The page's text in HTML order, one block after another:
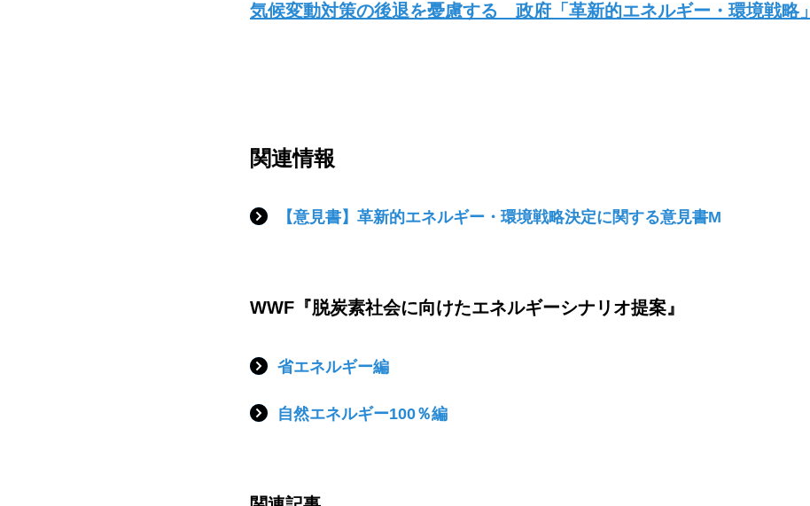
気候変動対策の後退を憂慮する 政府「革新的エネルギー・環境戦略
関連情報
【意見書】革新的エネルギー・環境戦略決定に関する意見書M
WWF『脱炭素社会に向けたエネルギーシナリオ提案』
省エネルギー編
自然エネルギー100％編